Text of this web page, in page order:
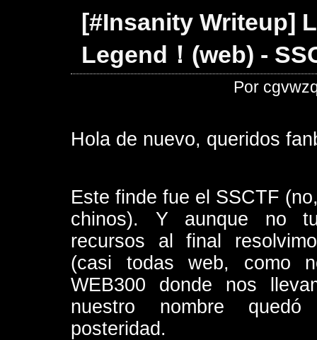
[#Insanity Writeup]
Legend！(web) -
Por
Hola de nuevo, queridos
Este finde fue el SSCTF
chinos). Y aunque no
recursos al final
(casi todas web, como
WEB300 donde nos
nuestro nombre
posteridad.